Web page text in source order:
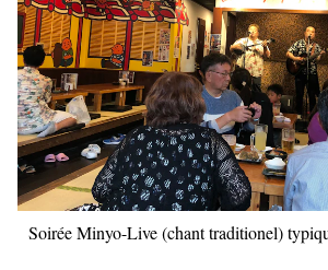
Soirée Minyo-Live (chant traditionel)